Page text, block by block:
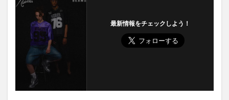
最新情報をチェックしよう！